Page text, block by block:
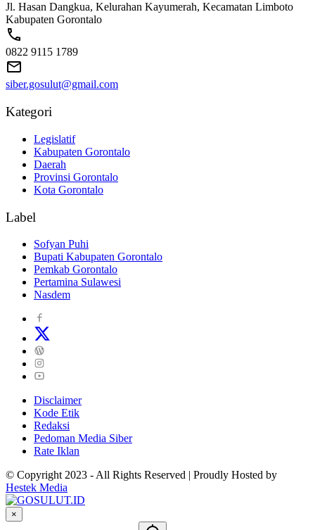
Jl. Hasan Dangkua, Kelurahan Kayumerah, Kecamatan Limboto
Kabupaten Gorontalo
0822 9115 1789
siber.gosulut@gmail.com
Kategori
Legislatif
Kabupaten Gorontalo
Daerah
Provinsi Gorontalo
Kota Gorontalo
Label
Sofyan Puhi
Bupati Kabupaten Gorontalo
Pemkab Gorontalo
Pertamina Sulawesi
Nasdem
Disclaimer
Kode Etik
Redaksi
Pedoman Media Siber
Rate Iklan
© Copyright 2023 - All Rights Reserved | Proudly Hosted by
Hestek Media
×